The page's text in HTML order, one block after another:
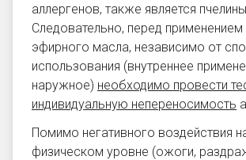
аллергенов, также является
Следовательно, перед
эфирного масла, независимо от
использования (внутреннее
наружное) необходимо провести
индивидуальную непереносимость
Помимо негативного воздействия
физическом уровне (ожоги,